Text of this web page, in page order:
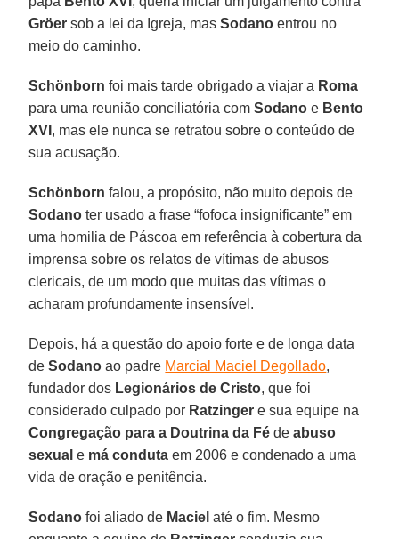
Gröer sob a lei da Igreja, masSodano entrou no
meio do caminho.
Schönborn foi mais tarde obrigado a viajar a Roma
para uma reunião conciliatória comSodano e Bento
XVI , mas ele nunca se retratou sobre o conteúdo de
sua acusação.
Schönborn falou, a propósito, não muito depois de
Sodano ter usado a frase “fofoca insignificante” em
uma homilia de Páscoa em referência à cobertura da
imprensa sobre os relatos de vítimas de abusos
clericais, de um modo que muitas das vítimas o
acharam profundamente insensível.
Depois, há a questão do apoio forte e de longa data
deSodano ao padre Marcial Maciel Degollado,
fundador dos Legionários de Cristo, que foi
considerado culpado por Ratzinger e sua equipe na
Congregação para a Doutrina da Fé deabuso
sexual e má conduta em 2006 e condenado a uma
vida de oração e penitência.
Sodano foi aliado de Maciel até o fim. Mesmo